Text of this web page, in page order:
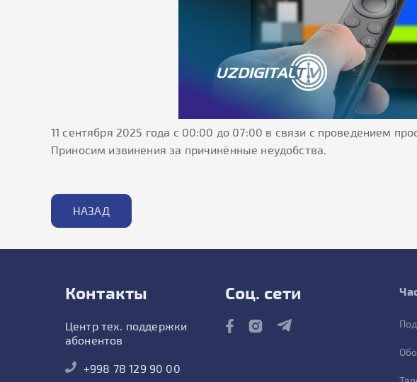
11 сентября 2025 года с 00:00 до 07:00 в связи с проведением
Приносим извинения за причинённые неудобства.
НАЗАД
Контакты
Центр тех. поддержки
абонентов
+998 78 129 90 00
Соц. сети